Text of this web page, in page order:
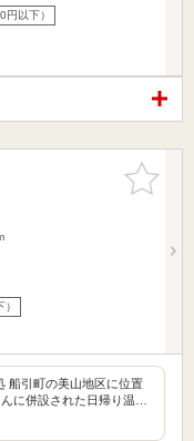
以下）
お気に入
りに追加
船引町の美山地区に位置
に併設された日帰り温…